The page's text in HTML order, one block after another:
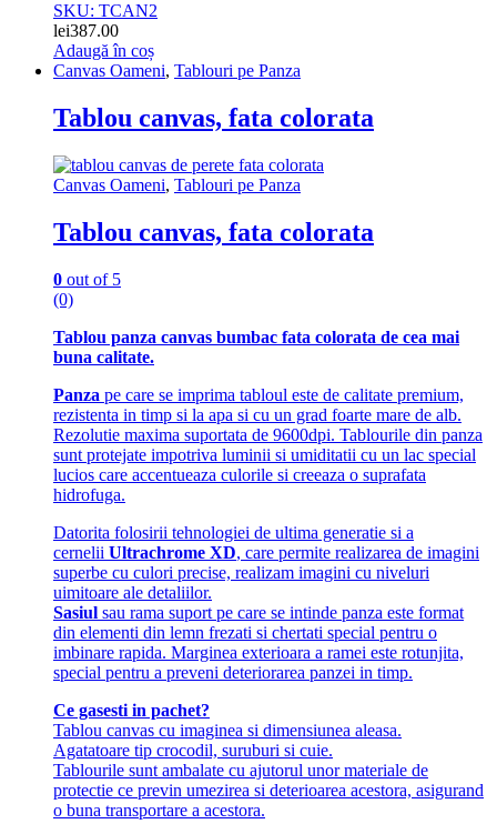
SKU: TCAN2
lei387.00
Adaugă în coș
Canvas Oameni, Tablouri pe Panza
Tablou canvas, fata colorata
Canvas Oameni, Tablouri pe Panza
Tablou canvas, fata colorata
0 out of 5
(0)
Tablou panza canvas bumbac fata colorata de cea mai
buna calitate.
Panza pe care se imprima tabloul este de calitate premium,
rezistenta in timp si la apa si cu un grad foarte mare de alb.
Rezolutie maxima suportata de 9600dpi. Tablourile din panza
sunt protejate impotriva luminii si umiditatii cu un lac special
lucios care accentueaza culorile si creeaza o suprafata
hidrofuga.
Datorita folosirii tehnologiei de ultima generatie si a
cernelii Ultrachrome XD, care permite realizarea de imagini
superbe cu culori precise, realizam imagini cu niveluri
uimitoare ale detaliilor.
Sasiul sau rama suport pe care se intinde panza este format
din elementi din lemn frezati si chertati special pentru o
imbinare rapida. Marginea exterioara a ramei este rotunjita,
special pentru a preveni deteriorarea panzei in timp.
Ce gasesti in pachet?
Tablou canvas cu imaginea si dimensiunea aleasa.
Agatatoare tip crocodil, suruburi si cuie.
Tablourile sunt ambalate cu ajutorul unor materiale de
protectie ce previn umezirea si deterioarea acestora, asigurand
o buna transportare a acestora.